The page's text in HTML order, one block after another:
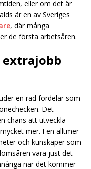
eller om det är
är en av Sveriges
, där många
de första arbetsåren.
extrajobb
en rad fördelar som
Det
chans att utveckla
mer. I en alltmer
och kunskaper som
vara just det
när det kommer